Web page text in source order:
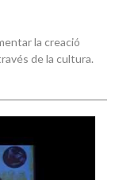
la creació
de la cultura.